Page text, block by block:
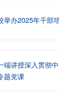
举办2025年干部
端讲授深入贯彻
题党课